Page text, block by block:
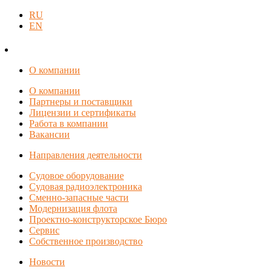
RU
EN
О компании
О компании
Партнеры и поставщики
Лицензии и сертификаты
Работа в компании
Вакансии
Направления деятельности
Судовое оборудование
Судовая радиоэлектроника
Сменно-запасные части
Модернизация флота
Проектно-конструкторское Бюро
Сервис
Собственное производство
Новости